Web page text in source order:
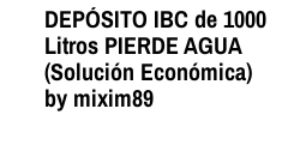
​DEPÓSITO IBC de 1000
Litros PIERDE AGUA
(Solución Económica)
by mixim89